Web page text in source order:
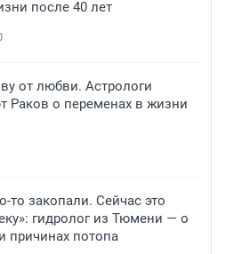
после 40 лет
от любви. Астрологи
Раков о переменах в жизни
то закопали. Сейчас это
гидролог из Тюмени — о
причинах потопа